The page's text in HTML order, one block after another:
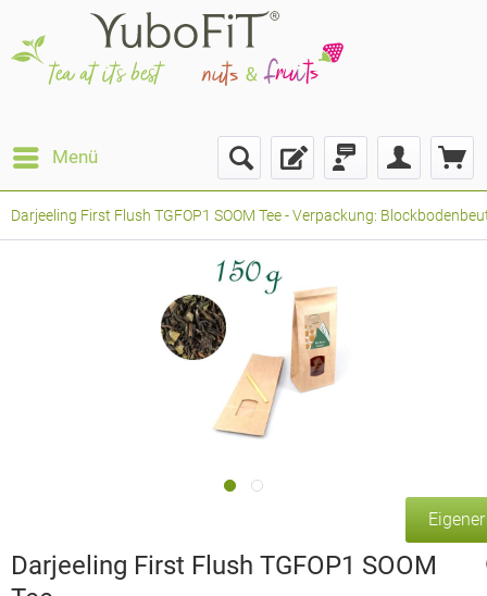
Menü
Darjeeling First Flush TGFOP1 SOOM Tee - Verpackung:
Darjeeling First Flush TGFOP1 SOOM